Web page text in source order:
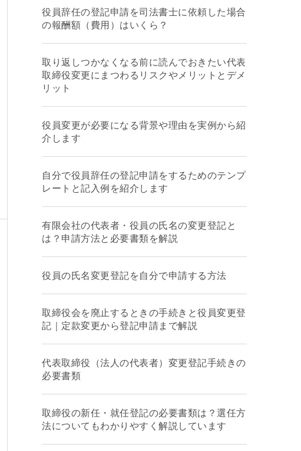
役員辞任の登記申請を司法書士に依頼した場合
の報酬額（費用）はいくら？
取り返しつかなくなる前に読んでおきたい代表
取締役変更にまつわるリスクやメリットとデメ
リット
役員変更が必要になる背景や理由を実例から紹
介します
自分で役員辞任の登記申請をするためのテンプ
レートと記入例を紹介します
有限会社の代表者・役員の氏名の変更登記と
は？申請方法と必要書類を解説
役員の氏名変更登記を自分で申請する方法
取締役会を廃止するときの手続きと役員変更登
記｜定款変更から登記申請まで解説
代表取締役（法人の代表者）変更登記手続きの
必要書類
取締役の新任・就任登記の必要書類は？選任方
法についてもわかりやすく解説しています